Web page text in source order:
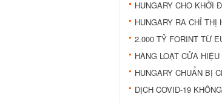
HUNGARY CHO KHỞI
HUNGARY RA CHỈ
2.000 TỶ FORINT TỪ
HÀNG LOẠT CỬA
HUNGARY CHUẨN BỊ
DỊCH COVID-19